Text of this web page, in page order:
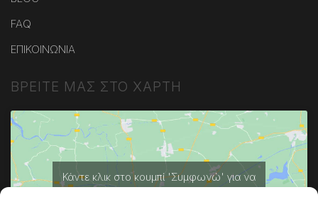
FAQ
ΕΠΙΚΟΙΝΩΝΙΑ
ΒΡΕΙΤΕ ΜΑΣ ΣΤΟ ΧΑΡΤΗ
Κάντε κλικ στο κουμπί 'Συμφωνώ' για να